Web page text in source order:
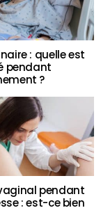
: quelle est
pendant
?
pendant
: est-ce bien